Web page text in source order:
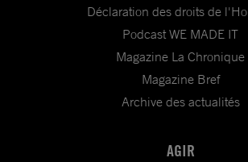
Déclaration des droits de
Podcast WE MADE IT
Magazine La Chronique
Magazine Bref
Archive des actualités
AGIR